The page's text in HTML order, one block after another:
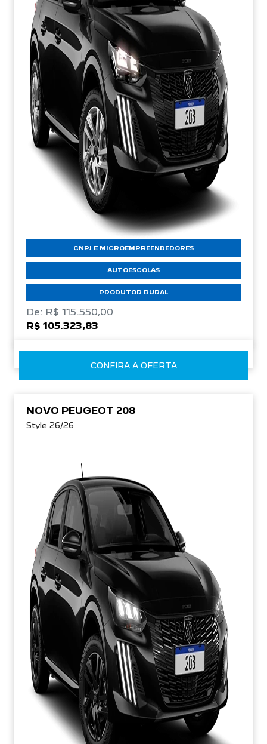
CNPJ E MICROEMPREENDEDORES
AUTOESCOLAS
PRODUTOR RURAL
De: R$ 115.550,00
R$ 105.323,83
CONFIRA A OFERTA
NOVO PEUGEOT 208
Style 26/26